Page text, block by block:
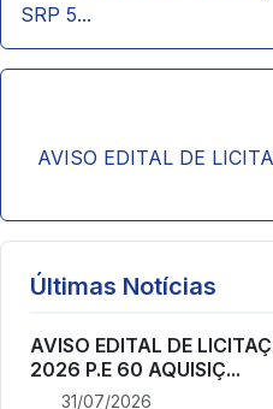
SRP 5...
AVISO EDITAL DE
Últimas Notícias
AVISO EDITAL DE
2026 P.E 60 AQUISIÇ...
31/07/2026